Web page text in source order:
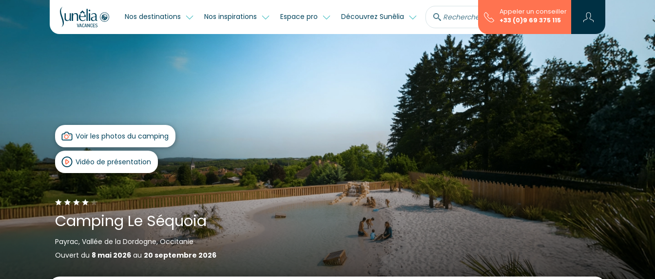
Nos destinations Nos inspirations Espace pro Découvrez Sunêlia Rechercher avec l'assistant...
Appeler un conseiller
+33 (0)9 69 375 115
Voir les photos du camping
Vidéo de présentation
Camping Le Séquoia
Payrac, Vallée de la Dordogne, Occitanie
Ouvert du 8 mai 2026au 20 septembre 2026